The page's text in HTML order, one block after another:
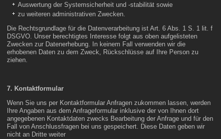
Auswertung der Systemsicherheit und -stabilität sowie
zu weiteren administrativen Zwecken.
Die Rechtsgrundlage für die Datenverarbeitung ist Art. 6 Abs. 1 S. 1 lit. f
DSGVO. Unser berechtigtes Interesse folgt aus oben aufgelisteten
Zwecken zur Datenerhebung. In keinem Fall verwenden wir die
erhobenen Daten zu dem Zweck, Rückschlüsse auf Ihre Person zu
ziehen.
7. Kontaktformular
Wenn Sie uns per Kontaktformular Anfragen zukommen lassen, werden
Ihre Angaben aus dem Anfrageformular inklusive der von Ihnen dort
angegebenen Kontaktdaten zwecks Bearbeitung der Anfrage und für den
Fall von Anschlussfragen bei uns gespeichert. Diese Daten geben wir
nicht an Dritte weiter